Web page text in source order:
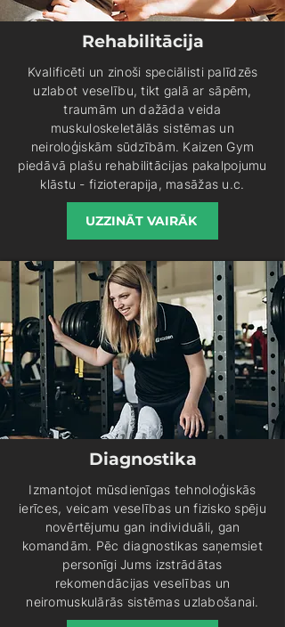
Rehabilitācija
Kvalificēti un zinoši speciālisti palīdzēs
uzlabot veselību, tikt galā ar sāpēm,
traumām un dažāda veida
muskuloskeletālās sistēmas un
neiroloģiskām sūdzībām. Kaizen Gym
piedāvā plašu rehabilitācijas pakalpojumu
klāstu - fizioterapija, masāžas u.c.
UZZINĀT VAIRĀK
Diagnostika
Izmantojot mūsdienīgas tehnoloģiskās
ierīces, veicam veselības un fizisko spēju
novērtējumu gan individuāli, gan
komandām. Pēc diagnostikas saņemsiet
personīgi Jums izstrādātas
rekomendācijas veselības un
neiromuskulārās sistēmas uzlabošanai.